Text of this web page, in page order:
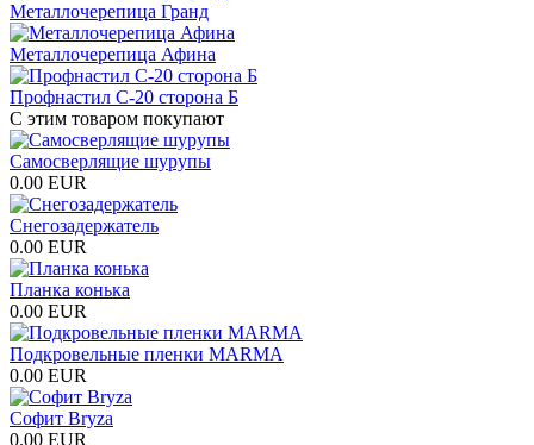
Металлочерепица Гранд
Металлочерепица Афина
Профнастил С-20 сторона Б
С этим товаром покупают
Самосверлящие шурупы
0.00 EUR
Снегозадержатель
0.00 EUR
Планка конька
0.00 EUR
Подкровельные пленки MARMA
0.00 EUR
Софит Bryza
0.00 EUR